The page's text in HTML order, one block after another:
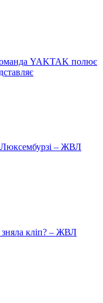
YAKTAK полює
Люксембурзі – ЖВЛ
кліп? – ЖВЛ